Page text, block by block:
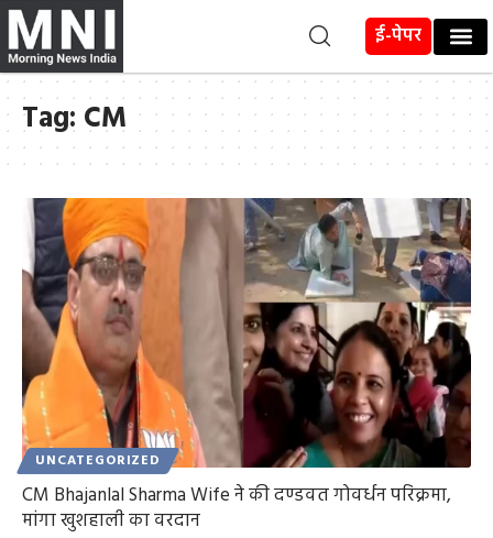
ई-पेपर
Tag: CM
UNCATEGORIZED
CM Bhajanlal Sharma Wife ने की दण्डवत गोवर्धन परिक्रमा,
मांगा खुशहाली का वरदान